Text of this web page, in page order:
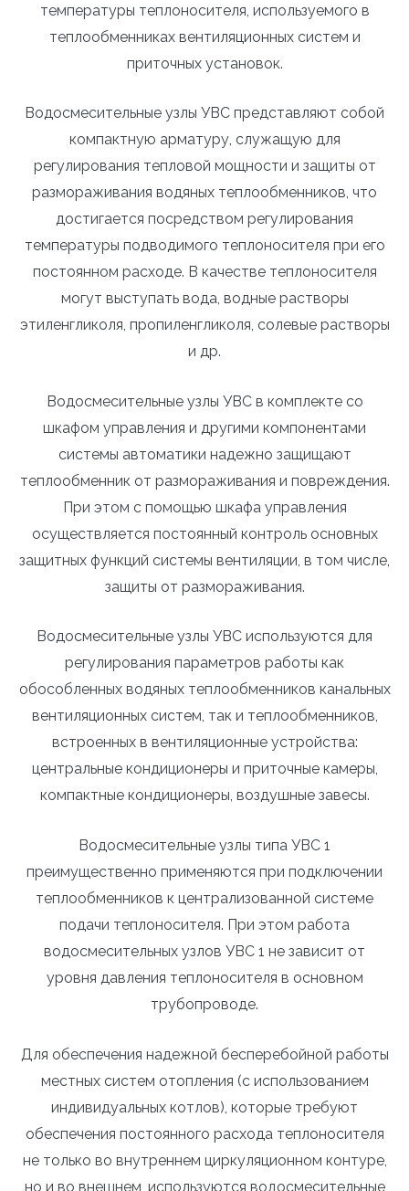
температуры теплоносителя, используемого в
теплообменниках вентиляционных систем и
приточных установок.
Водосмесительные узлы УВС представляют собой
компактную арматуру, служащую для
регулирования тепловой мощности и защиты от
размораживания водяных теплообменников, что
достигается посредством регулирования
температуры подводимого теплоносителя при его
постоянном расходе. В качестве теплоносителя
могут выступать вода, водные растворы
этиленгликоля, пропиленгликоля, солевые растворы
и др.
Водосмесительные узлы УВС в комплекте со
шкафом управления и другими компонентами
системы автоматики надежно защищают
теплообменник от размораживания и повреждения.
При этом с помощью шкафа управления
осуществляется постоянный контроль основных
защитных функций системы вентиляции, в том числе,
защиты от размораживания.
Водосмесительные узлы УВС используются для
регулирования параметров работы как
обособленных водяных теплообменников канальных
вентиляционных систем, так и теплообменников,
встроенных в вентиляционные устройства:
центральные кондиционеры и приточные камеры,
компактные кондиционеры, воздушные завесы.
Водосмесительные узлы типа УВС 1
преимущественно применяются при подключении
теплообменников к централизованной системе
подачи теплоносителя. При этом работа
водосмесительных узлов УВС 1 не зависит от
уровня давления теплоносителя в основном
трубопроводе.
Для обеспечения надежной бесперебойной работы
местных систем отопления (с использованием
индивидуальных котлов), которые требуют
обеспечения постоянного расхода теплоносителя
не только во внутреннем циркуляционном контуре,
но и во внешнем, используются водосмесительные